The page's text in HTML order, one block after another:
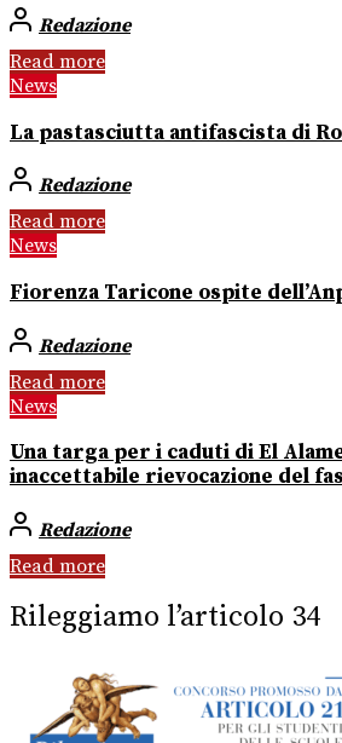
Redazione
Read more
News
La pastasciutta antifascista di
Redazione
Read more
News
Fiorenza Taricone ospite
Redazione
Read more
News
Una targa per i caduti di El
inaccettabile rievocazione del
Redazione
Read more
Rileggiamo l’articolo 34